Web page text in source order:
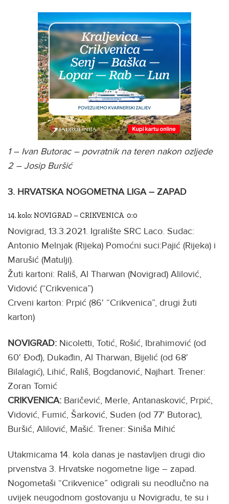
1 – Ivan Butorac – povratnik na teren nakon ozljede
2 – Josip Buršić
3. HRVATSKA NOGOMETNA LIGA – ZAPAD
14. kolo: NOVIGRAD – CRIKVENICA 0:0
Novigrad, 13.3.2021. Igralište SRC Laco. Sudac:
Antonio Melnjak (Rijeka) Pomoćni suci:Pajić (Rijeka) i
Marušić (Matulji).
Žuti kartoni: Rališ, Al Tharwan (Novigrad) Alilović,
Vidović (“Crikvenica”)
Crveni karton: Prpić (86′ “Crikvenica”, drugi žuti
karton)
NOVIGRAD: Nicoletti, Totić, Rošić, Ibrahimović (od
60′ Đođ), Dukađin, Al Tharwan, Bijelić (od 68′
Bilalagić), Lihić, Rališ, Bogdanović, Najhart. Trener:
Zoran Tomić
CRIKVENICA: Baričević, Merle, Antanasković, Prpić,
Vidović, Fumić, Šarković, Suden (od 77′ Butorac),
Buršić, Alilović, Mašić. Trener: Siniša Mihić
Utakmicama 14. kola danas je nastavljen drugi dio
prvenstva 3. Hrvatske nogometne lige – zapad.
Nogometaši “Crikvenice” odigrali su neodlučno na
uvijek neugodnom gostovanju u Novigradu, te su i